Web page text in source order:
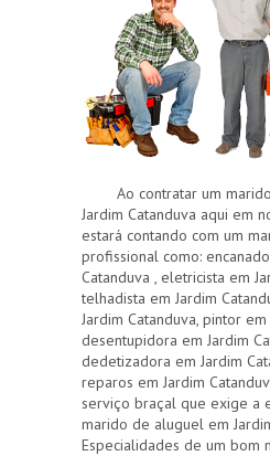
Ao contratar um marido
Jardim Catanduva aqui em
estará contando com um
profissional como:
Catanduva , eletricista em
telhadista em Jardim
Jardim Catanduva, pintor
desentupidora em Jardim
dedetizadora em Jardim
reparos em Jardim
serviço braçal que exige a
marido de aluguel em
Especialidades de um bom